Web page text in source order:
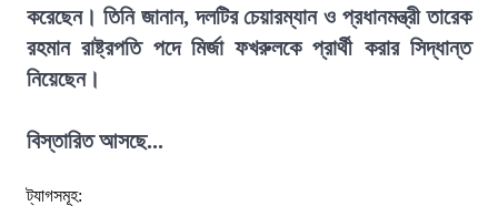
করেছেন। তিনি জানান, দলটির চেয়ারম্যান ও প্রধানমন্ত্রী তারেক
রহমান রাষ্ট্রপতি পদে মির্জা ফখরুলকে প্রার্থী করার সিদ্ধান্ত
নিয়েছেন।
বিস্তারিত আসছে...
ট্যাগসমূহ: